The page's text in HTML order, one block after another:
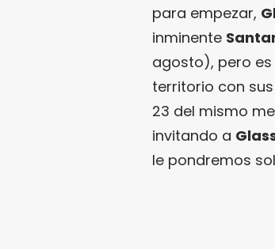
para empezar,
inminente
agosto), pero
territorio con
23 del mismo
invitando a
le pondremos